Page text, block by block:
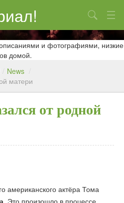
Поиск
и фотографиями, низкие
домой.
/ News /
матери
от родной
американского актёра Тома
. Это произошло в процессе